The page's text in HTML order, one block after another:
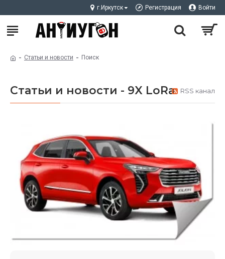
г.Иркутск Регистрация Войти
Статьи и новости Поиск
Статьи и новости - 9X LoRa RSS канал